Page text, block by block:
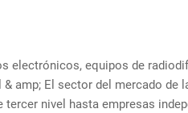
electrónicos, equipos de
El sector del mercado de
nivel hasta empresas